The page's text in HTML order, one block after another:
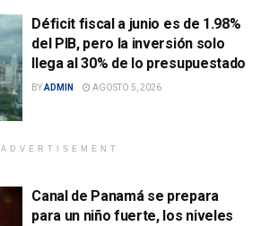
Déficit fiscal a junio es de 1.98%
del PIB, pero la inversión solo
llega al 30% de lo presupuestado
BYADMIN AGOSTO 5, 2026
ADVERTISEMENT
Canal de Panamá se prepara
para un niño fuerte, los niveles